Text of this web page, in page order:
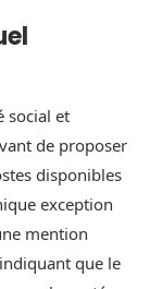
social et
de proposer
disponibles
exception
mention
que le